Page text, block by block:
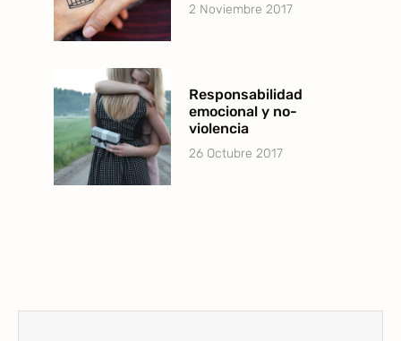
2 Noviembre 2017
Responsabilidad
emocional y no-
violencia
26 Octubre 2017